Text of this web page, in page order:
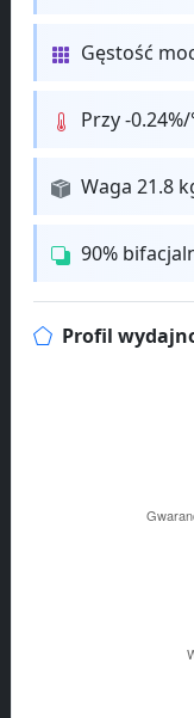
Gęstość
Przy -
Waga 21.8
90%
Profil